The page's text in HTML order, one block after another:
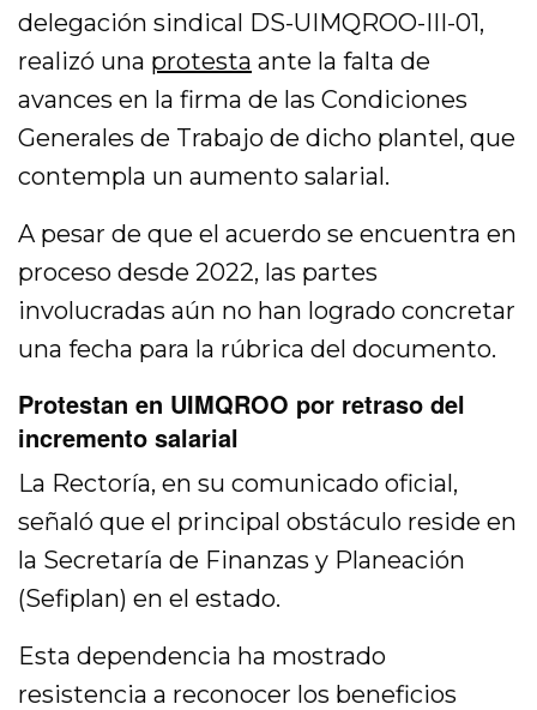
delegación sindical DS-UIMQROO-III-01,
realizó una protesta ante la falta de
avances en la firma de las Condiciones
Generales de Trabajo de dicho plantel, que
contempla un aumento salarial.
A pesar de que el acuerdo se encuentra en
proceso desde 2022, las partes
involucradas aún no han logrado concretar
una fecha para la rúbrica del documento.
Protestan en UIMQROO por retraso del
incremento salarial
La Rectoría, en su comunicado oficial,
señaló que el principal obstáculo reside en
la Secretaría de Finanzas y Planeación
(Sefiplan) en el estado.
Esta dependencia ha mostrado
resistencia a reconocer los beneficios